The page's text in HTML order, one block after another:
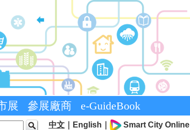
展 參展廠商 e-GuideBook
中文｜ English Smart City Online